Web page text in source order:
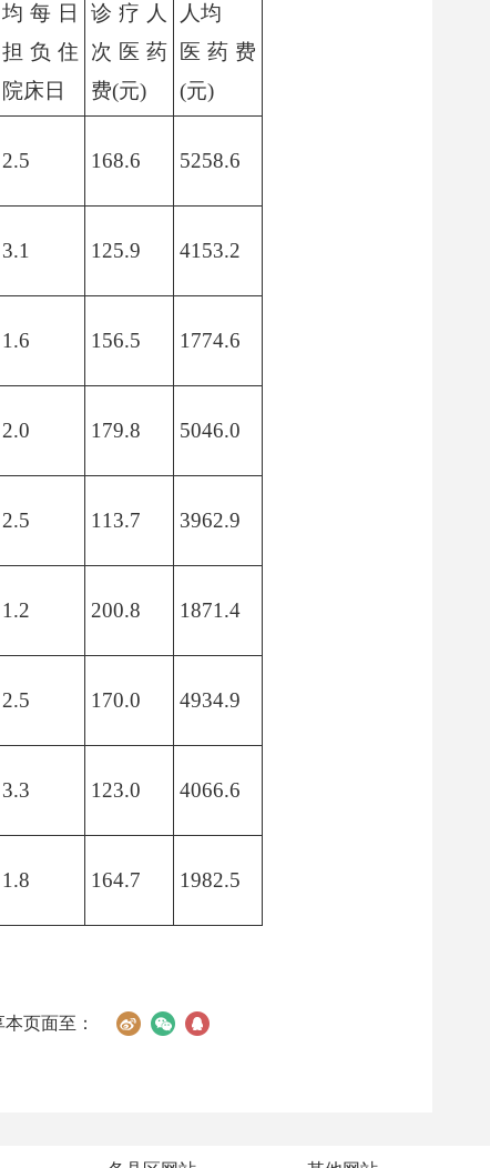
均每日
担负住
院床日
诊疗人
次医药
费(元)
人均
医药费
(元)
2.5 168.6 5258.6
3.1 125.9 4153.2
1.6 156.5 1774.6
2.0 179.8 5046.0
2.5 113.7 3962.9
1.2 200.8 1871.4
2.5 170.0 4934.9
3.3 123.0 4066.6
1.8 164.7 1982.5
本页面至：